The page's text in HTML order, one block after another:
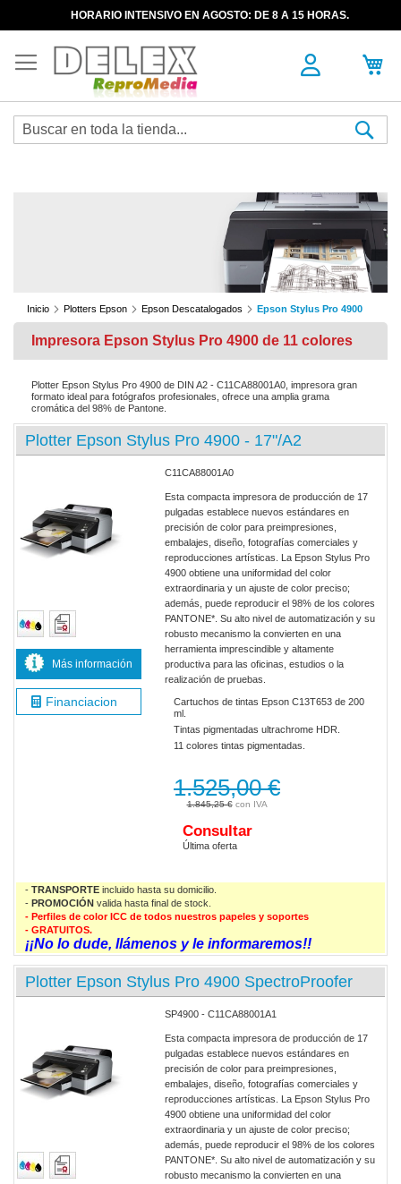
HORARIO INTENSIVO EN AGOSTO: DE 8 A 15 HORAS.
Inicio Plotters Epson Epson Descatalogados Epson Stylus Pro 4900
Impresora Epson Stylus Pro 4900 de 11 colores
Plotter Epson Stylus Pro 4900 de DIN A2 - C11CA88001A0, impresora gran
formato ideal para fotógrafos profesionales, ofrece una amplia grama
cromática del 98% de Pantone.
Plotter Epson Stylus Pro 4900 - 17"/A2
Más información
Financiacion
C11CA88001A0
Esta compacta impresora de producción de 17
pulgadas establece nuevos estándares en
precisión de color para preimpresiones,
embalajes, diseño, fotografías comerciales y
reproducciones artísticas. La Epson Stylus Pro
4900 obtiene una uniformidad del color
extraordinaria y un ajuste de color preciso;
además, puede reproducir el 98% de los colores
PANTONE*. Su alto nivel de automatización y su
robusto mecanismo la convierten en una
herramienta imprescindible y altamente
productiva para las oficinas, estudios o la
realización de pruebas.
Cartuchos de tintas Epson C13T653 de 200
ml.
Tintas pigmentadas ultrachrome HDR.
11 colores tintas pigmentadas.
1.845,25 €
1.525,00 €
Consultar
Última oferta
- TRANSPORTE incluido hasta su domicilio.
- PROMOCIÓN valida hasta final de stock.
- Perfiles de color ICC de todos nuestros papeles y soportes
- GRATUITOS.
¡¡No lo dude, llámenos y le informaremos!!
Plotter Epson Stylus Pro 4900 SpectroProofer
SP4900 - C11CA88001A1
Esta compacta impresora de producción de 17
pulgadas establece nuevos estándares en
precisión de color para preimpresiones,
embalajes, diseño, fotografías comerciales y
reproducciones artísticas. La Epson Stylus Pro
4900 obtiene una uniformidad del color
extraordinaria y un ajuste de color preciso;
además, puede reproducir el 98% de los colores
PANTONE*. Su alto nivel de automatización y su
robusto mecanismo la convierten en una